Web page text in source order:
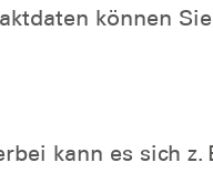
können
kann es sich z.